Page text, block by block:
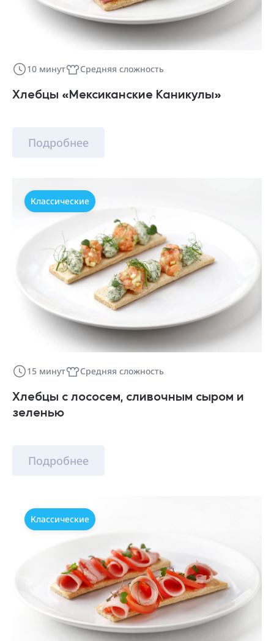
10 минут Средняя сложность
Хлебцы «Мексиканские Каникулы»
Подробнее
Классические
15 минут Средняя сложность
Хлебцы с лососем, сливочным сыром и
зеленью
Подробнее
Классические